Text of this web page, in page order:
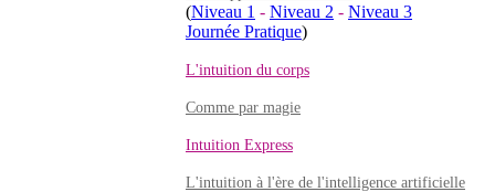
(Niveau 1 - Niveau 2 - Niveau 3
Journée Pratique)
L'intuition du corps
Comme par magie
Intuition Express
L'intuition à l'ère de l'intelligence artificielle